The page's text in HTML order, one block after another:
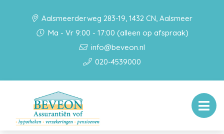
Aalsmeerderweg 283-19, 1432 CN, Aalsmeer
Ma - Vr 9:00 - 17:00 (alleen op afspraak)
info@beveon.nl
020-4539000